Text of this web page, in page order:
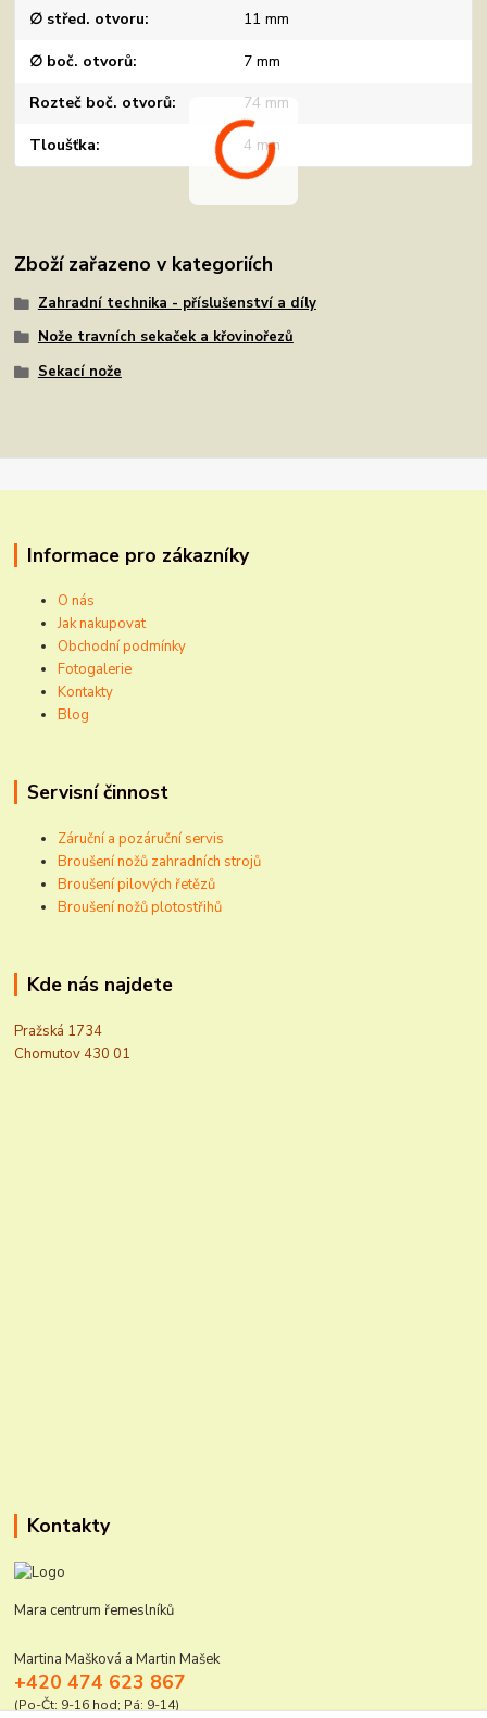
∅ střed. otvoru 11 mm
∅ boč. otvorů 7 mm
Rozteč boč. otvorů 74 mm
Tloušťka 4 mm
Zboží zařazeno v kategoriích
Zahradní technika - příslušenství a díly
Nože travních sekaček a křovinořezů
Sekací nože
Informace pro zákazníky
O nás
Jak nakupovat
Obchodní podmínky
Fotogalerie
Kontakty
Blog
Servisní činnost
Záruční a pozáruční servis
Broušení nožů zahradních strojů
Broušení pilových řetězů
Broušení nožů plotostřihů
Kde nás najdete
Pražská 1734
Chomutov 430 01
Kontakty
Mara centrum řemeslníků
Martina Mašková a Martin Mašek
+420 474 623 867
(Po-Čt: 9-16 hod; Pá: 9-14)